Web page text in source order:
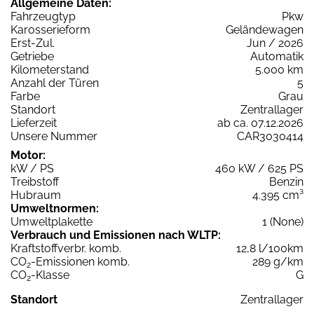
Allgemeine Daten:
Fahrzeugtyp
Pkw
Karosserieform
Geländewagen
Erst-Zul.
Jun / 2026
Getriebe
Automatik
Kilometerstand
5.000 km
Anzahl der Türen
5
Farbe
Grau
Standort
Zentrallager
Lieferzeit
ab ca. 07.12.2026
Unsere Nummer
CAR3030414
Motor:
kW / PS
460 kW / 625 PS
Treibstoff
Benzin
Hubraum
4.395 cm³
Umweltnormen:
Umweltplakette
1 (None)
Verbrauch und Emissionen nach WLTP:
Kraftstoffverbr. komb.
12,8 l/100km
CO2-Emissionen komb.
289 g/km
CO2-Klasse
G
Standort
Zentrallager